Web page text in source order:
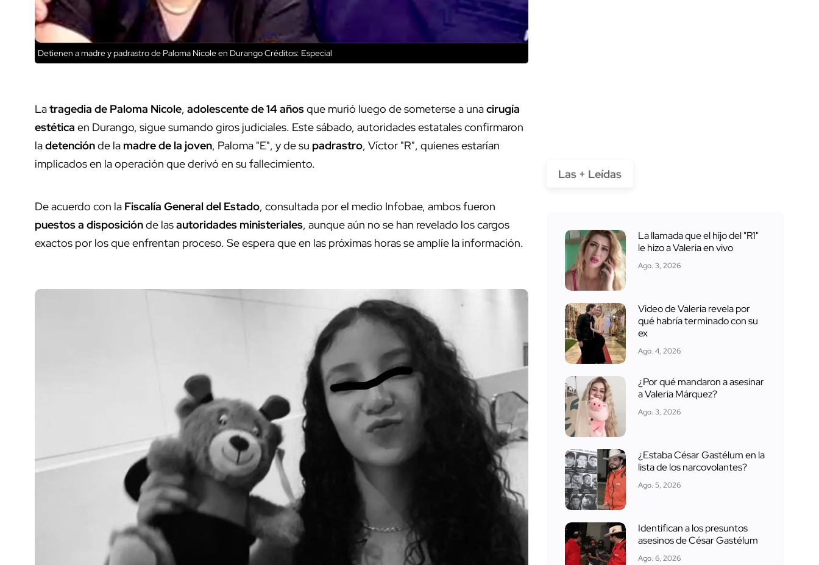
Detienen a madre y padrastro de Paloma Nicole en DurangoCréditos: Especial
Latragedia de Paloma Nicole, adolescente de 14 añosque murió luego de someterse a unacirugía
estética en Durango, sigue sumando giros judiciales. Este sábado, autoridades estatales confirmaron
ladetenciónde la madre de la joven, Paloma "E", y de su padrastro, Víctor "R", quienes estarían
implicados en la operación que derivó en su fallecimiento.
De acuerdo con la Fiscalía General del Estado, consultada por el medio Infobae, ambos fueron
puestos a disposiciónde lasautoridades ministeriales, aunque aún no se han revelado los cargos
exactos por los que enfrentan proceso. Se espera que en las próximas horas se amplíe la información.
Las + Leídas
La llamada que el hijo del "R1"
le hizo a Valeria en vivo
Ago. 3, 2026
Video de Valeria revela por
qué habría terminado con su
ex
Ago. 4, 2026
¿Por qué mandaron a asesinar
a Valeria Márquez?
Ago. 3, 2026
¿Estaba César Gastélum en la
lista de los narcovolantes?
Ago. 5, 2026
Identifican a los presuntos
asesinos de César Gastélum
Ago. 6, 2026